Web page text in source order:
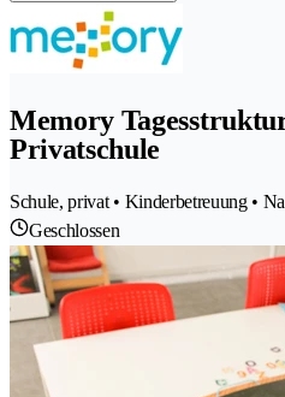
Memory
Privatschule
Schule, privat • Kinderbetreuung •
Geschlossen